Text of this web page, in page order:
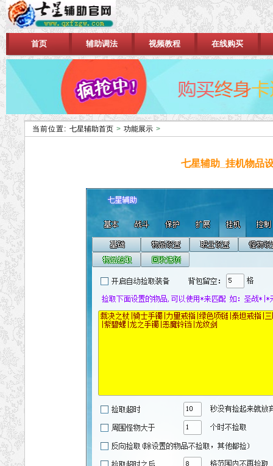
首页 辅助调法 视频教程 在线购买
当前位置: 七星辅助首页 > 功能展示 >
七星辅助_挂机物品